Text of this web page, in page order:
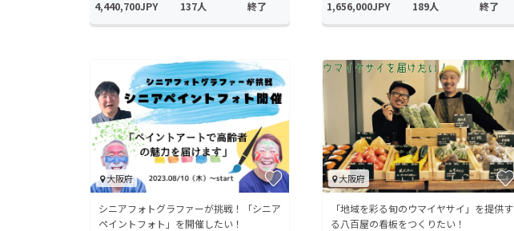
4,440,700JPY 137人 終了 1,656,000JPY 189人 終了
大阪府
シニアフォトグラファーが挑戦！「シニア
ペイントフォト」を開催したい！
大阪府
「地域を彩る旬のウマイヤサイ」を提供す
る八百屋の看板をつくりたい！